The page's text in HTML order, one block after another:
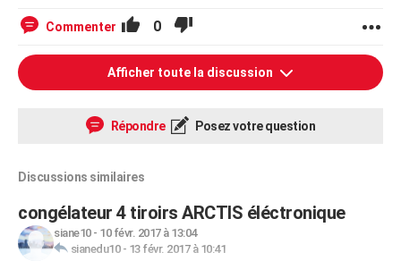
Commenter 0
Afficher toute la discussion
Répondre Posez votre question
Discussions similaires
congélateur 4 tiroirs ARCTIS éléctronique
siane10- 10 févr. 2017 à 13:04
sianedu10- 13 févr. 2017 à 10:41